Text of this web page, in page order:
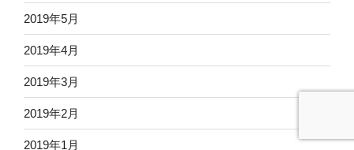
2019年5月
2019年4月
2019年3月
2019年2月
2019年1月